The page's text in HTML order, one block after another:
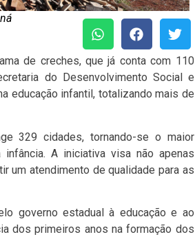
de creches, que já conta com 110
do Desenvolvimento Social e
educação infantil, totalizando mais de
329 cidades, tornando-se o maior
A iniciativa visa não apenas
um atendimento de qualidade para as
governo estadual à educação e ao
dos primeiros anos na formação dos